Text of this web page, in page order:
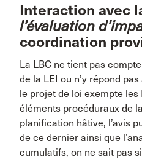
Interaction avec
l’évaluation
coordination
La LBC ne tient pas
de la LEI ou n’y répond
le projet de loi exempte
éléments procéduraux de
planification hâtive, l’avis
de ce dernier ainsi que
cumulatifs, on ne sait pas